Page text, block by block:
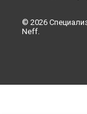
© 2026
Neff.